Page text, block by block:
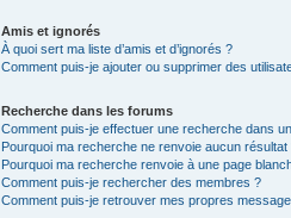
Amis et ignorés
À quoi sert ma liste d’amis et d’ignorés ?
Comment puis-je ajouter ou supprimer des
Recherche dans les forums
Comment puis-je effectuer une recherche dans
Pourquoi ma recherche ne renvoie aucun résultat
Pourquoi ma recherche renvoie à une page
Comment puis-je rechercher des membres ?
Comment puis-je retrouver mes propres